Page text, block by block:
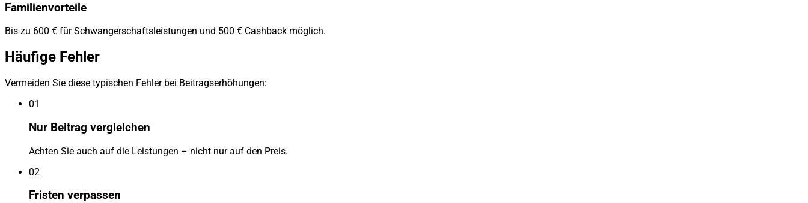
Familienvorteile
Bis zu 600 € für Schwangerschaftsleistungen und 500 € Cashback möglich.
Häufige Fehler
Vermeiden Sie diese typischen Fehler bei Beitragserhöhungen:
01
Nur Beitrag vergleichen
Achten Sie auch auf die Leistungen – nicht nur auf den Preis.
02
Fristen verpassen